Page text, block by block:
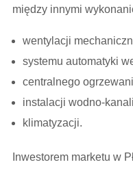
między innymi
wentylacji
systemu automatyki
centralnego
instalacji wodno-
klimatyzacji.
Inwestorem marketu w